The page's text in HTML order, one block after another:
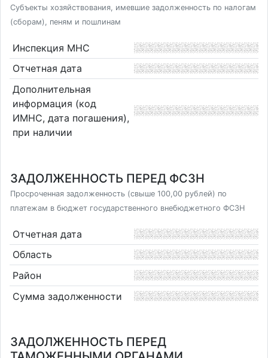
Субъекты хозяйствования, имевшие задолженность по налогам
(сборам), пеням и пошлинам
Инспекция МНС
Отчетная дата
Дополнительная
информация (код
ИМНС, дата погашения),
при наличии
ЗАДОЛЖЕННОСТЬ ПЕРЕД ФСЗН
Просроченная задолженность (свыше 100,00 рублей) по
платежам в бюджет государственного внебюджетного ФСЗН
Отчетная дата
Область
Район
Сумма задолженности
ЗАДОЛЖЕННОСТЬ ПЕРЕД